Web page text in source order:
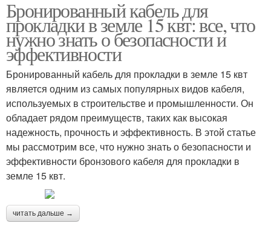
Бронированный кабель для
прокладки в земле 15 квт: все, что
нужно знать о безопасности и
эффективности
Бронированный кабель для прокладки в земле 15 квт
является одним из самых популярных видов кабеля,
используемых в строительстве и промышленности. Он
обладает рядом преимуществ, таких как высокая
надежность, прочность и эффективность. В этой статье
мы рассмотрим все, что нужно знать о безопасности и
эффективности бронзового кабеля для прокладки в
земле 15 квт.
читать дальше →